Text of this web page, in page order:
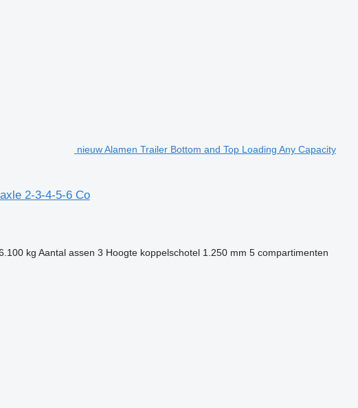
nieuw Alamen Trailer Bottom and Top Loading Any Capacity
2-3-4-5-6 Co
kg Aantal assen 3 Hoogte koppelschotel 1.250 mm 5 compartimenten